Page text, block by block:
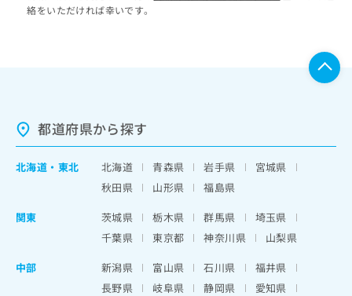
絡をいただければ幸いです。
都道府県から探す
北海道 ・ 東北 北海道 青森県 岩手県
宮城県
秋田県
山形県
福島県
関東
茨城県 栃木県 群馬県
埼玉県
千葉県
東京都 神奈川県
山梨県
中部
新潟県 富山県 石川県
福井県
長野県
岐阜県 静岡県
愛知県